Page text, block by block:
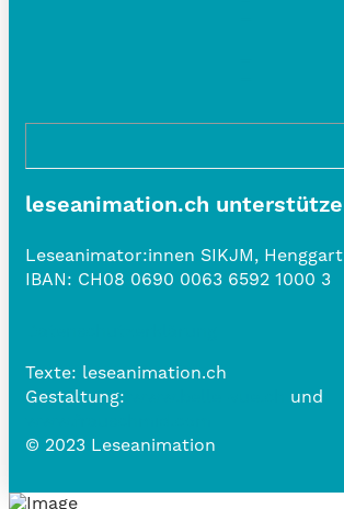
leseanimation.ch
Leseanimator:innen SIKJM, Henggart
IBAN: CH08 0690 0063 6592 1000 3
Texte: leseanimation.ch
Gestaltung:
und
© 2023 Leseanimation